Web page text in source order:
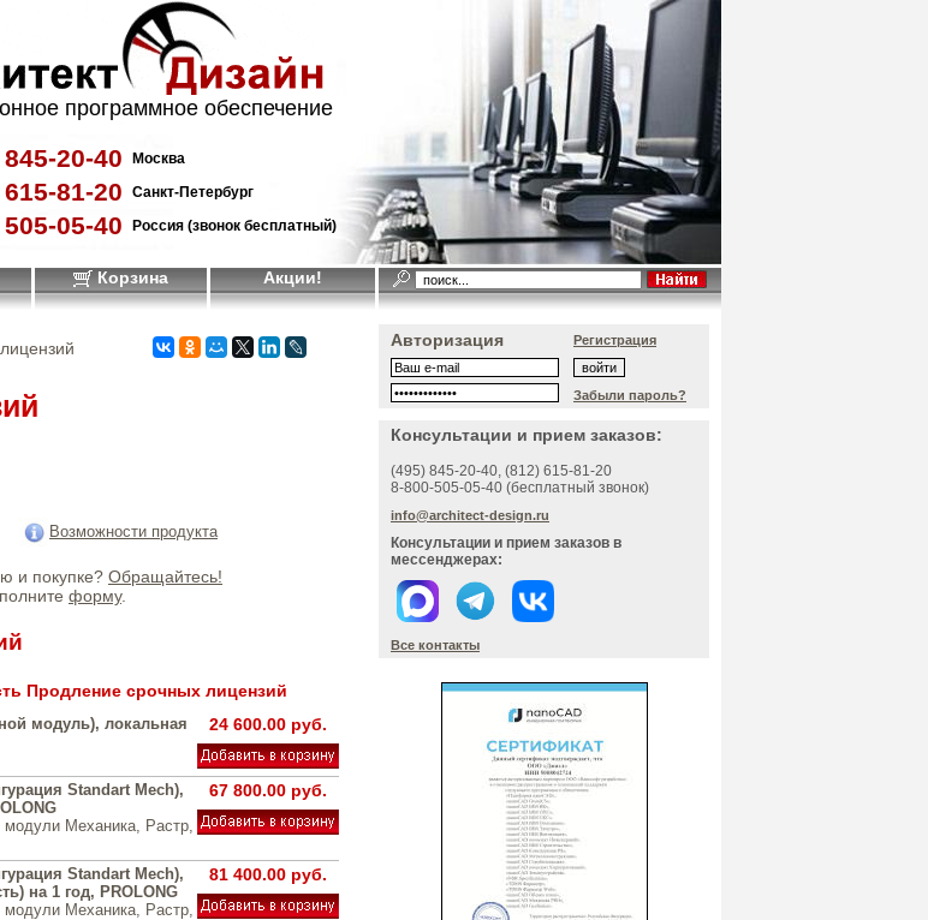
программное обеспечение
845-20-40 Москва
615-81-20 Санкт-Петербург
505-05-40 Россия (звонок бесплатный)
Корзина Акции!
Возможности продукта
и покупке? Обращайтесь!
форму.
Продление срочных лицензий
модуль), локальная
24 600.00 руб.
Standart Mech),
Механика, Растр,
67 800.00 руб.
Standart Mech),
на 1 год, PROLONG
Механика, Растр,
81 400.00 руб.
Авторизация Регистрация
Забыли пароль?
Консультации и прием заказов:
(495) 845-20-40, (812) 615-81-20
8-800-505-05-40 (бесплатный звонок)
info@architect-design.ru
Консультации и прием заказов в
мессенджерах:
Все контакты